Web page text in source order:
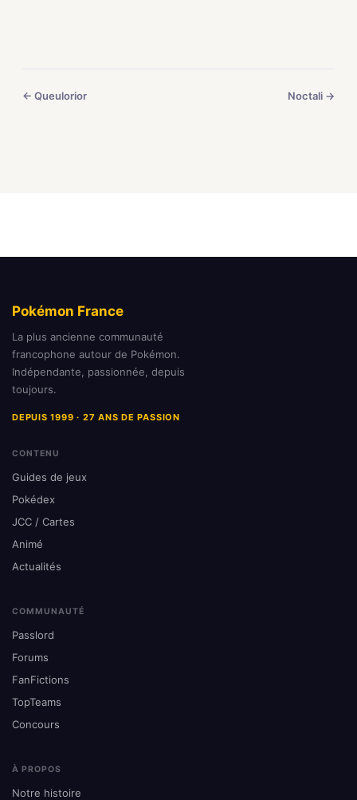
← Queulorior Noctali →
Pokémon France
La plus ancienne communauté
francophone autour de Pokémon.
Indépendante, passionnée, depuis
toujours.
DEPUIS 1999 · 27 ANS DE PASSION
CONTENU
Guides de jeux
Pokédex
JCC / Cartes
Animé
Actualités
COMMUNAUTÉ
Passlord
Forums
FanFictions
TopTeams
Concours
À PROPOS
Notre histoire